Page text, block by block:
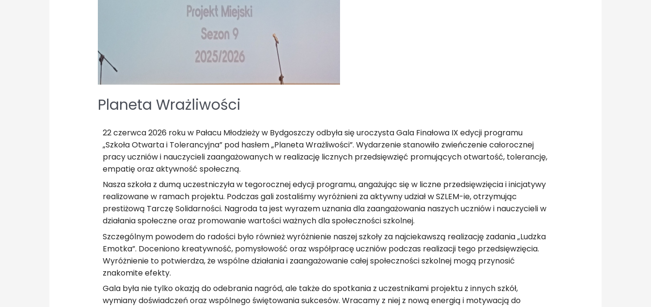
Planeta Wrażliwości
22 czerwca 2026 roku w Pałacu Młodzieży w Bydgoszczy odbyła się uroczysta Gala Finałowa IX edycji programu
„Szkoła Otwarta i Tolerancyjna” pod hasłem „Planeta Wrażliwości”. Wydarzenie stanowiło zwieńczenie całorocznej
pracy uczniów i nauczycieli zaangażowanych w realizację licznych przedsięwzięć promujących otwartość, tolerancję,
empatię oraz aktywność społeczną.
Nasza szkoła z dumą uczestniczyła w tegorocznej edycji programu, angażując się w liczne przedsięwzięcia i inicjatywy
realizowane w ramach projektu. Podczas gali zostaliśmy wyróżnieni za aktywny udział w SZLEM-ie, otrzymując
prestiżową Tarczę Solidarności. Nagroda ta jest wyrazem uznania dla zaangażowania naszych uczniów i nauczycieli w
działania społeczne oraz promowanie wartości ważnych dla społeczności szkolnej.
Szczególnym powodem do radości było również wyróżnienie naszej szkoły za najciekawszą realizację zadania „Ludzka
Emotka”. Doceniono kreatywność, pomysłowość oraz współpracę uczniów podczas realizacji tego przedsięwzięcia.
Wyróżnienie to potwierdza, że wspólne działania i zaangażowanie całej społeczności szkolnej mogą przynosić
znakomite efekty.
Gala była nie tylko okazją do odebrania nagród, ale także do spotkania z uczestnikami projektu z innych szkół,
wymiany doświadczeń oraz wspólnego świętowania sukcesów. Wracamy z niej z nową energią i motywacją do